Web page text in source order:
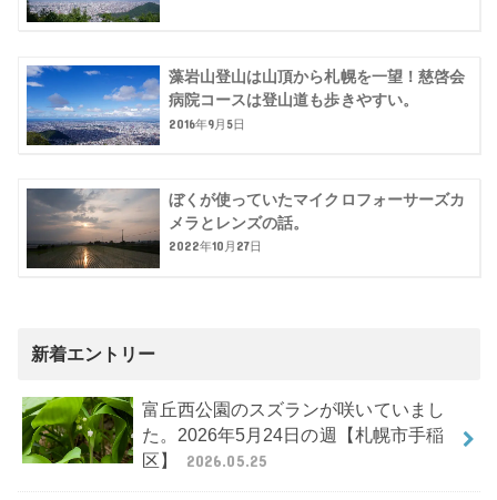
藻岩山登山は山頂から札幌を一望！慈啓会
病院コースは登山道も歩きやすい。
2016年9月5日
ぼくが使っていたマイクロフォーサーズカ
メラとレンズの話。
2022年10月27日
新着エントリー
富丘西公園のスズランが咲いていまし
た。2026年5月24日の週【札幌市手稲
区】
2026.05.25